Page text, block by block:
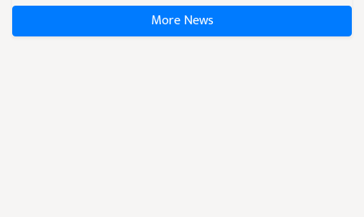
More News